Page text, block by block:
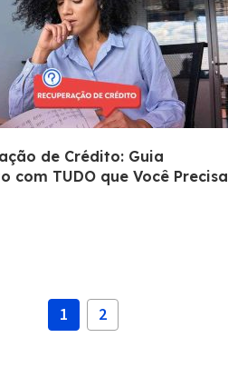
de Crédito: Guia
com TUDO que Você Precisa
1 2